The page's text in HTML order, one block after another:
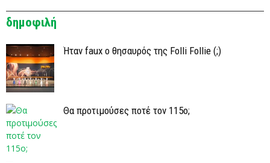
δημοφιλή
Ήταν faux ο θησαυρός της Folli Follie (;)
Θα προτιμούσες ποτέ τον 115ο;